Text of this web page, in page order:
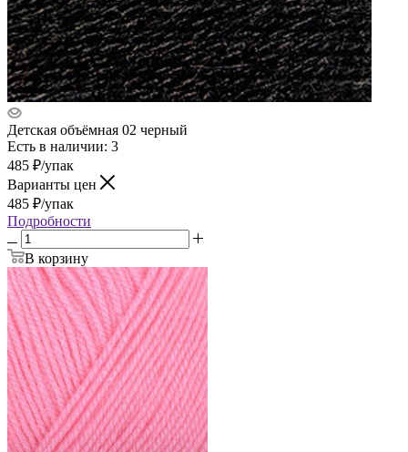
Детская объёмная 02 черный
Есть в наличии: 3
485 ₽/упак
Варианты цен
485 ₽/упак
Подробности
В корзину